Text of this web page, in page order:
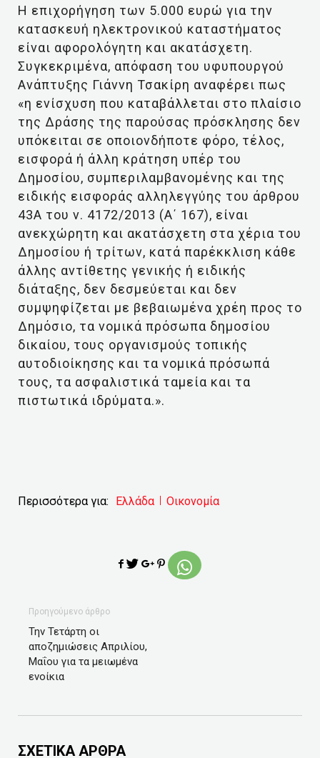
Η επιχορήγηση των 5.000 ευρώ για την
κατασκευή ηλεκτρονικού καταστήματος
είναι αφορολόγητη και ακατάσχετη.
Συγκεκριμένα, απόφαση του υφυπουργού
Ανάπτυξης Γιάννη Τσακίρη αναφέρει πως
«η ενίσχυση που καταβάλλεται στο πλαίσιο
της Δράσης της παρούσας πρόσκλησης δεν
υπόκειται σε οποιονδήποτε φόρο, τέλος,
εισφορά ή άλλη κράτηση υπέρ του
Δημοσίου, συμπεριλαμβανομένης και της
ειδικής εισφοράς αλληλεγγύης του άρθρου
43A του ν. 4172/2013 (Α΄ 167), είναι
ανεκχώρητη και ακατάσχετη στα χέρια του
Δημοσίου ή τρίτων, κατά παρέκκλιση κάθε
άλλης αντίθετης γενικής ή ειδικής
διάταξης, δεν δεσμεύεται και δεν
συμψηφίζεται με βεβαιωμένα χρέη προς το
Δημόσιο, τα νομικά πρόσωπα δημοσίου
δικαίου, τους οργανισμούς τοπικής
αυτοδιοίκησης και τα νομικά πρόσωπά
τους, τα ασφαλιστικά ταμεία και τα
πιστωτικά ιδρύματα.».
Περισσότερα για: Ελλάδα Οικονομία
Προηγούμενο άρθρο
Την Τετάρτη οι
αποζημιώσεις Απριλίου,
Μαΐου για τα μειωμένα
ενοίκια
ΣΧΕΤΙΚΑ ΑΡΘΡΑ